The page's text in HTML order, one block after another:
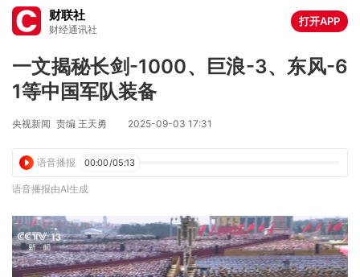
财联社
财经通讯社
打开APP
一文揭秘长剑-1000、巨浪-3、东风-6
1等中国军队装备
央视新闻 责编 王天勇 2025-09-03 17:31
语音播报 00:00/05:13
语音播报由AI生成